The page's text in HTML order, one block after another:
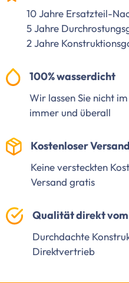
10 Jahre Ersatzteil-
5 Jahre
2 Jahre
100% wasserdicht
Wir lassen Sie nicht
immer und überall
Kostenloser
Keine versteckten
Versand gratis
Qualität direkt
Durchdachte
Direktvertrieb